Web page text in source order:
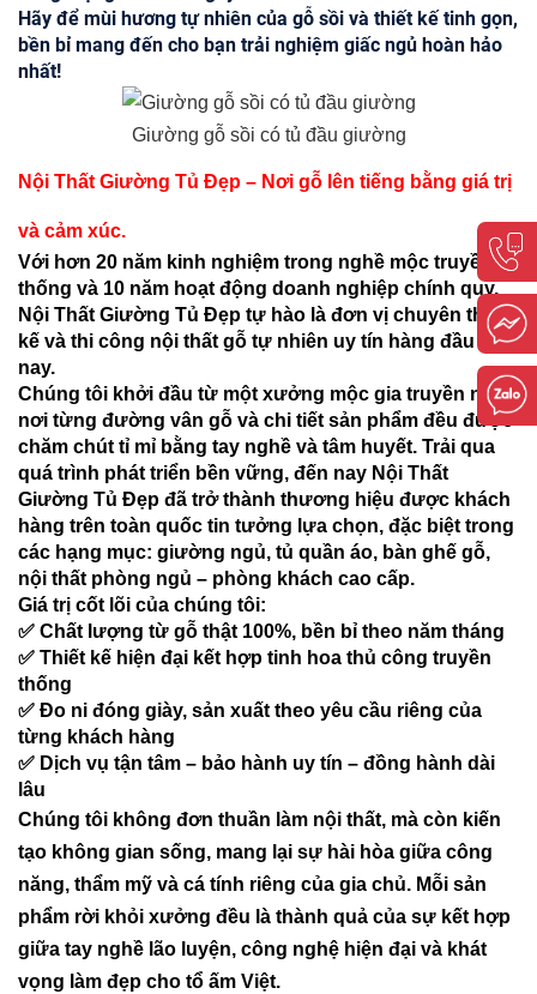
Hãy để mùi hương tự nhiên của gỗ sồi và thiết kế tinh gọn,
bền bỉ mang đến cho bạn trải nghiệm giấc ngủ hoàn hảo
nhất!
Giường gỗ sồi có tủ đầu giường
Nội Thất Giường Tủ Đẹp – Nơi gỗ lên tiếng bằng giá trị
và cảm xúc.
Với hơn 20 năm kinh nghiệm trong nghề mộc truyền
thống và 10 năm hoạt động doanh nghiệp chính quy,
Nội Thất Giường Tủ Đẹp tự hào là đơn vị chuyên thiết
kế và thi công nội thất gỗ tự nhiên uy tín hàng đầu hiện
nay.
Chúng tôi khởi đầu từ một xưởng mộc gia truyền nhỏ,
nơi từng đường vân gỗ và chi tiết sản phẩm đều được
chăm chút tỉ mỉ bằng tay nghề và tâm huyết. Trải qua
quá trình phát triển bền vững, đến nay Nội Thất
Giường Tủ Đẹp đã trở thành thương hiệu được khách
hàng trên toàn quốc tin tưởng lựa chọn, đặc biệt trong
các hạng mục: giường ngủ, tủ quần áo, bàn ghế gỗ,
nội thất phòng ngủ – phòng khách cao cấp.
Giá trị cốt lõi của chúng tôi:
✅ Chất lượng từ gỗ thật 100%, bền bỉ theo năm tháng
✅ Thiết kế hiện đại kết hợp tinh hoa thủ công truyền
thống
✅ Đo ni đóng giày, sản xuất theo yêu cầu riêng của
từng khách hàng
✅ Dịch vụ tận tâm – bảo hành uy tín – đồng hành dài
lâu
Chúng tôi không đơn thuần làm nội thất, mà còn kiến
tạo không gian sống, mang lại sự hài hòa giữa công
năng, thẩm mỹ và cá tính riêng của gia chủ. Mỗi sản
phẩm rời khỏi xưởng đều là thành quả của sự kết hợp
giữa tay nghề lão luyện, công nghệ hiện đại và khát
vọng làm đẹp cho tổ ấm Việt.